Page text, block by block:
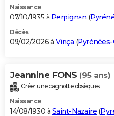
Naissance
07/10/1935 à Perpignan (
Décès
09/02/2026 à Vinça (
Jeannine FONS (95 ans)
Créer une cagnotte obsèques
Naissance
14/08/1930 à Saint-Nazaire (